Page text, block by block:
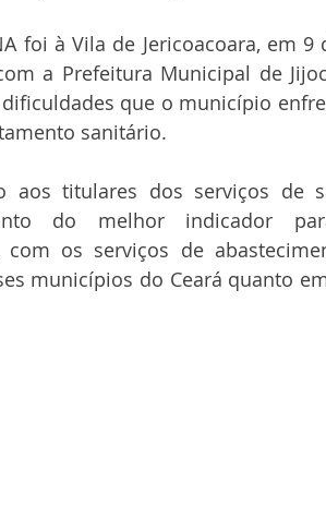
foi à Vila de Jericoacoara, em 9
a Prefeitura Municipal de
dificuldades que o município
sanitário.
aos titulares dos serviços de
do melhor indicador
com os serviços de
municípios do Ceará quanto